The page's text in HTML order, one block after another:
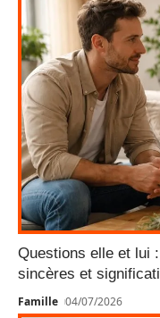
Questions elle et lui
sincères et
Famille 04/07/2026